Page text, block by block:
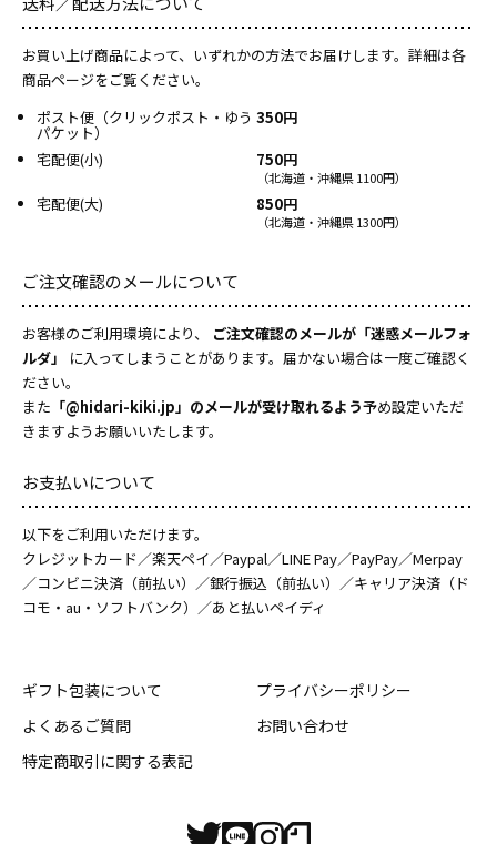
お買い上げ商品によって、いずれかの方法でお届けします。詳細は各
商品ページをご覧ください。
ポスト便（クリックポスト・ゆう
パケット）
350円
宅配便(小) 750円
（北海道・沖縄県 1100円）
宅配便(大) 850円
（北海道・沖縄県 1300円）
ご注文確認のメールについて
お客様のご利用環境により、
ご注文確認のメールが「迷惑メールフォ
ルダ」
に入ってしまうことがあります。届かない場合は一度ご確認く
ださい。
また 「@hidari-kiki.jp」のメールが受け取れるよう予め設定いただ
きますようお願いいたします。
お支払いについて
以下をご利用いただけます。
クレジットカード／楽天ペイ／Paypal／LINE Pay／PayPay／Merpay
／コンビニ決済（前払い）／銀行振込（前払い）／キャリア決済（ド
コモ・au・ソフトバンク）／あと払いペイディ
ギフト包装について
よくあるご質問
特定商取引に関する表記
プライバシーポリシー
お問い合わせ